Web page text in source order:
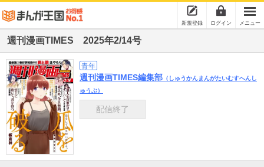
新規登録 ログイン メニュー
週刊漫画TIMES 2025年2/14号
青年
週刊漫画TIMES編集部 （しゅうかんまんがたいむすへんし
ゅうぶ）
配信終了